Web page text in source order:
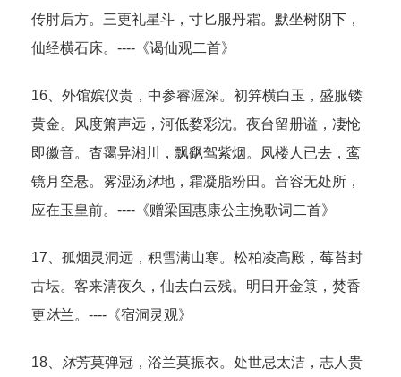
传肘后方。三更礼星斗，寸匕服丹霜。默坐树阴下，
仙经横石床。----《谒仙观二首》
16、外馆嫔仪贵，中参睿渥深。初笄横白玉，盛服镂
黄金。风度箫声远，河低婺彩沈。夜台留册谥，凄怆
即徽音。杳霭异湘川，飘飖驾紫烟。凤楼人已去，鸾
镜月空悬。雾湿汤沐地，霜凝脂粉田。音容无处所，
应在玉皇前。----《赠梁国惠康公主挽歌词二首》
17、孤烟灵洞远，积雪满山寒。松柏凌高殿，莓苔封
古坛。客来清夜久，仙去白云残。明日开金箓，焚香
更沐兰。----《宿洞灵观》
18、 沐芳莫弹冠，浴兰莫振衣。处世忌太洁，志人贵